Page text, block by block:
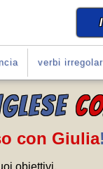
verbi
con Giulia!
obiettivi.